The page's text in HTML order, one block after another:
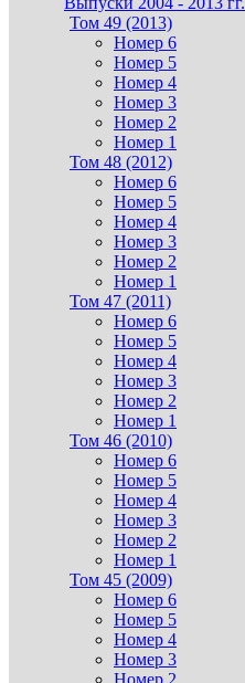
Том 49 (2013)
Номер 6
Номер 5
Номер 4
Номер 3
Номер 2
Номер 1
Том 48 (2012)
Номер 6
Номер 5
Номер 4
Номер 3
Номер 2
Номер 1
Том 47 (2011)
Номер 6
Номер 5
Номер 4
Номер 3
Номер 2
Номер 1
Том 46 (2010)
Номер 6
Номер 5
Номер 4
Номер 3
Номер 2
Номер 1
Том 45 (2009)
Номер 6
Номер 5
Номер 4
Номер 3
Номер 2